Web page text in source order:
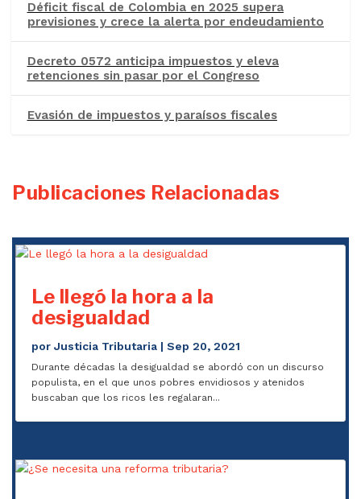
Déficit fiscal de Colombia en 2025 supera
previsiones y crece la alerta por endeudamiento
Decreto 0572 anticipa impuestos y eleva
retenciones sin pasar por el Congreso
Evasión de impuestos y paraísos fiscales
Publicaciones Relacionadas
Le llegó la hora a la
desigualdad
porJusticia Tributaria |Sep 20, 2021
Durante décadas la desigualdad se abordó con un discurso
populista, en el que unos pobres envidiosos y atenidos
buscaban que los ricos les regalaran...